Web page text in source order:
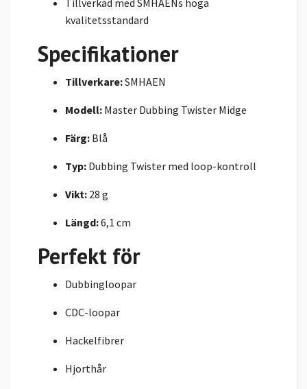
Tillverkad med SMHAENs höga
kvalitetsstandard
Specifikationer
Tillverkare:SMHAEN
Modell: Master Dubbing Twister Midge
Färg: Blå
Typ: Dubbing Twister med loop-kontroll
Vikt: 28 g
Längd:6,1 cm
Perfekt för
Dubbingloopar
CDC-loopar
Hackelfibrer
Hjorthår